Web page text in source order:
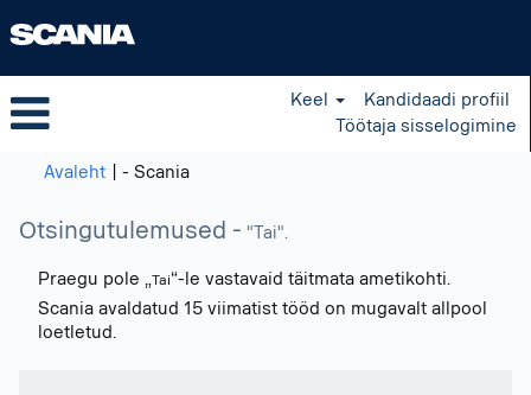
Keel
Kandidaadi profiil
Töötaja sisselogimine
Avaleht - Scania(praegune
Otsingutulemused - "Tai".
Praegu pole „Tai“-le vastavaid täitmata ametikohti.
Scania avaldatud 15 viimatist tööd on mugavalt allpool
loetletud.